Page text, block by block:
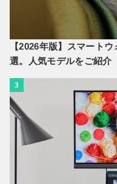
【2026年版】スマート
選。人気モデルをご紹介
3